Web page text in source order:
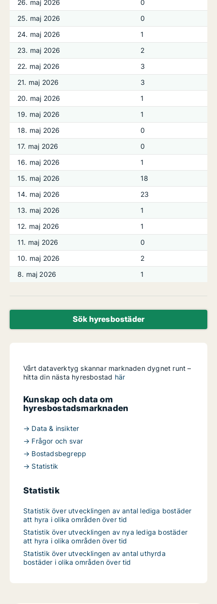
26. maj 2026
0
25. maj 2026
0
24. maj 2026
1
23. maj 2026
2
22. maj 2026
3
21. maj 2026
3
20. maj 2026
1
19. maj 2026
1
18. maj 2026
0
17. maj 2026
0
16. maj 2026
1
15. maj 2026
18
14. maj 2026
23
13. maj 2026
1
12. maj 2026
1
11. maj 2026
0
10. maj 2026
2
8. maj 2026
1
Sök hyresbostäder
Vårt dataverktyg skannar marknaden dygnet runt –
hitta din nästa hyresbostad här
Kunskap och data om
hyresbostadsmarknaden
→ Data & insikter
→ Frågor och svar
→ Bostadsbegrepp
→ Statistik
Statistik
Statistik över utvecklingen av antal lediga bostäder
att hyra i olika områden över tid
Statistik över utvecklingen av nya lediga bostäder
att hyra i olika områden över tid
Statistik över utvecklingen av antal uthyrda
bostäder i olika områden över tid